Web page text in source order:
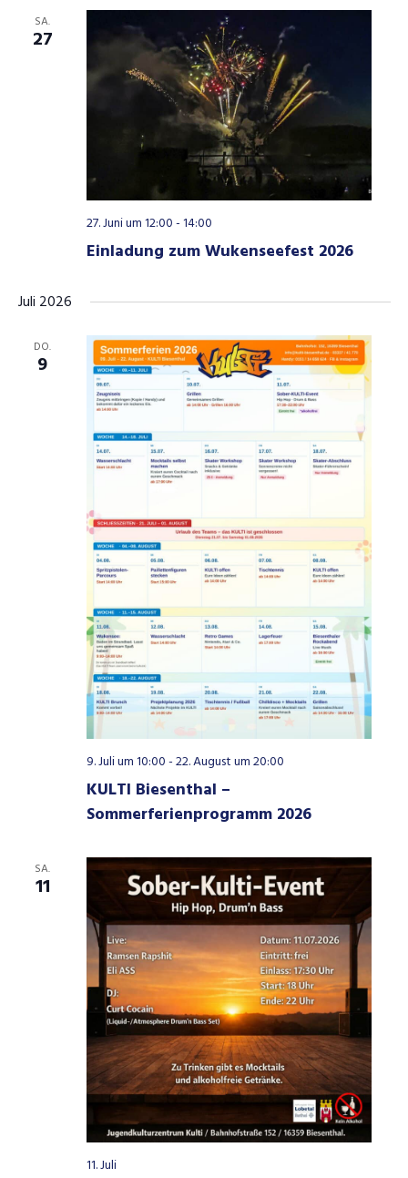
SA.
27
Einladung zum Wukenseefest 2026
27. Juni um 12:00-14:00
Juli 2026
DO.
9
KULTI Biesenthal –
Sommerferienprogramm 2026
9. Juli um 10:00-22. August um 20:00
SA.
11
11. Juli